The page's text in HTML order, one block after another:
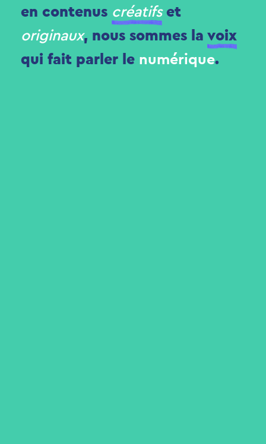
en contenus créatifset
originaux, nous sommes la voix
qui fait parler le numérique.